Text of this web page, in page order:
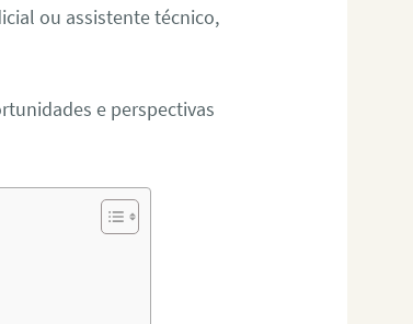
ou assistente técnico,
e perspectivas